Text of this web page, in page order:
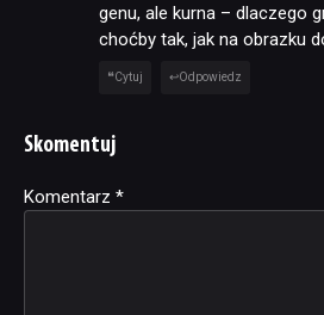
genu, ale kurna – dlaczego
choćby tak, jak na obrazku
Cytuj Odpowiedz
Skomentuj
Komentarz *
Alternative: